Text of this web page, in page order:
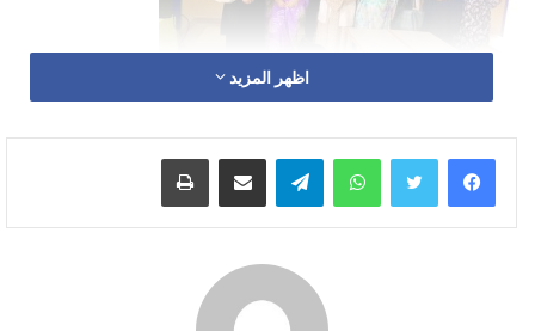
من إعداد وتأطير : ذ أباالشيخ فريك
ومن تنشيط: ذ عبد الرزاق مساعف
حول موضوع الصعوبات والتعثرات التي تواجه المتعلم في
اظهر المزيد
واتساب تيلقرام مشاركة عبر البريد طباعة